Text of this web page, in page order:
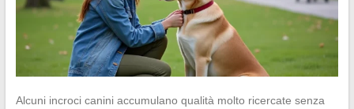
Alcuni incroci canini accumulano qualità molto ricercate senza